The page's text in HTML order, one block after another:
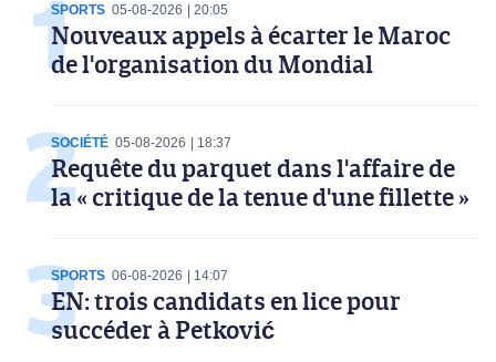
SPORTS 05-08-2026 20:05
Nouveaux appels à écarter le Maroc
de l'organisation du Mondial
SOCIÉTÉ 05-08-2026 18:37
Requête du parquet dans l'affaire de
la « critique de la tenue d'une fillette »
SPORTS 06-08-2026 14:07
EN: trois candidats en lice pour
succéder à Petković